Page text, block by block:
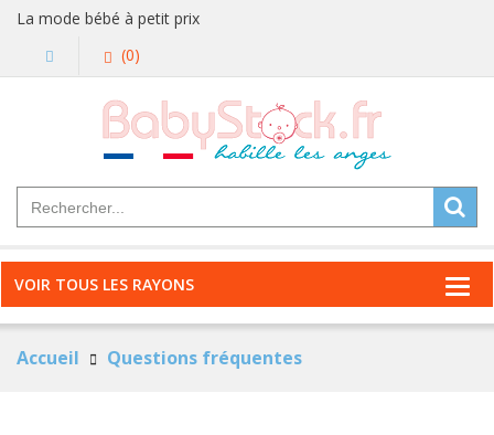
La mode bébé à petit prix
(0)
VOIR TOUS LES RAYONS
Accueil Questions fréquentes